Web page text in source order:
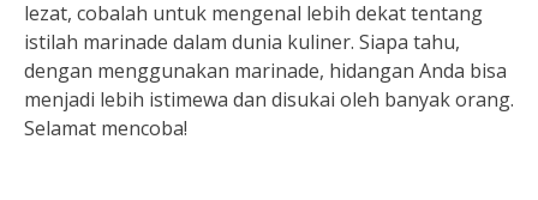
lezat, cobalah untuk mengenal lebih dekat tentang
istilah marinade dalam dunia kuliner. Siapa tahu,
dengan menggunakan marinade, hidangan Anda bisa
menjadi lebih istimewa dan disukai oleh banyak orang.
Selamat mencoba!